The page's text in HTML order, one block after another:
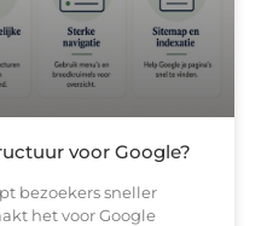
voor Google?
bezoekers sneller
het voor Google